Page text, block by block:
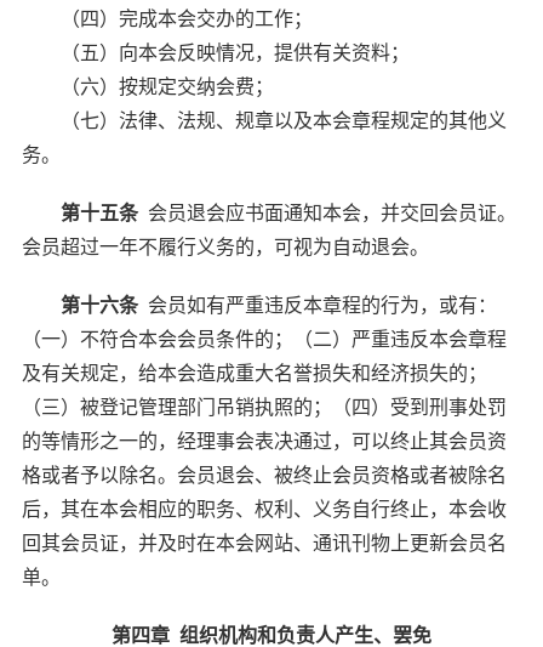
（四）完成本会交办的工作；
（五）向本会反映情况，提供有关资料；
（六）按规定交纳会费；
（七）法律、法规、规章以及本会章程规定的其他义
务。
第十五条会员退会应书面通知本会，并交回会员证。
会员超过一年不履行义务的，可视为自动退会。
第十六条会员如有严重违反本章程的行为，或有：
（一）不符合本会会员条件的；（二）严重违反本会章程
及有关规定，给本会造成重大名誉损失和经济损失的；
（三）被登记管理部门吊销执照的；（四）受到刑事处罚
的等情形之一的，经理事会表决通过，可以终止其会员资
格或者予以除名。会员退会、被终止会员资格或者被除名
后，其在本会相应的职务、权利、义务自行终止，本会收
回其会员证，并及时在本会网站、通讯刊物上更新会员名
单。
第四章 组织机构和负责人产生、罢免